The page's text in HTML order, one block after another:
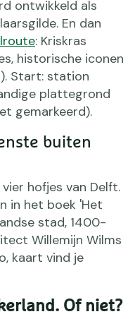
ontwikkeld als
En dan
: Kriskras
historische iconen
Start: station
plattegrond
gemarkeerd).
buiten
hofjes van Delft.
in het boek 'Het
stad, 1400-
Willemijn Wilms
kaart vind je
Of niet?